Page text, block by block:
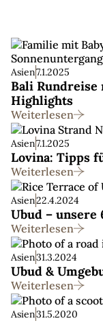
Asien7.1.2025
Bali Rundreise
Highlights
Weiterlesen
Asien7.1.2025
Lovina: Tipps
Weiterlesen
Asien22.4.2024
Ubud –
Weiterlesen
Asien31.3.2024
Ubud &
Weiterlesen
Asien31.5.2020